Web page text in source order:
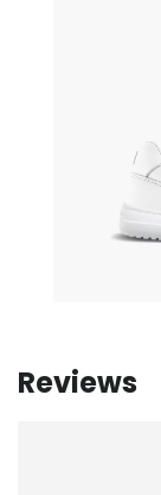
Reviews